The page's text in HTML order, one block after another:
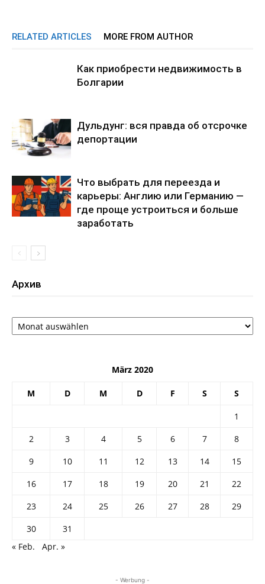
RELATED ARTICLES MORE FROM AUTHOR
Как приобрести недвижимость в
Болгарии
Дульдунг: вся правда об отсрочке
депортации
Что выбрать для переезда и
карьеры: Англию или Германию —
где проще устроиться и больше
заработать
Архив
Архив
März 2020
M D M D F S S
1
2
3 4 5 6 7
8
9
10 11 12 13 14
15
16
17 18 19 20 21
22
23
24 25 26 27 28
29
30
31
« Feb.
Apr. »
- Werbung -